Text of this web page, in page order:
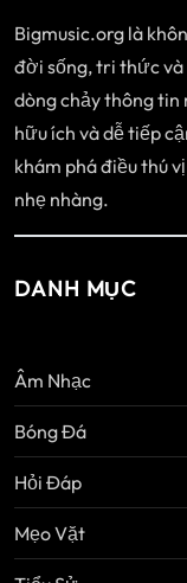
à
i
v
i
ế
t
Bigmusic.org là
đời sống, tri thức và
dòng chảy thông tin
hữu ích và dễ tiếp
khám phá điều thú
nhẹ nhàng.
DANH MỤC
Âm Nhạc
Bóng Đá
Hỏi Đáp
Mẹo Vặt